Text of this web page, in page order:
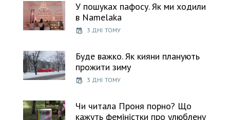
У пошуках пафосу. Як ми ходили
в Namelaka
3 ДНІ ТОМУ
Буде важко. Як кияни планують
прожити зиму
3 ДНІ ТОМУ
Чи читала Проня порно? Що
кажуть феміністки про улюблену